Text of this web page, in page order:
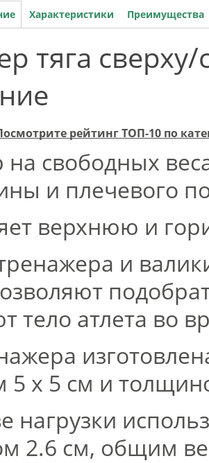
Характеристики Преимущества
тяга
рейтинг ТОП-10 по
свободных
и плечевого
верхнюю и
и
тело атлета во
5 х 5 см и
нагрузки
2.6 см, общим